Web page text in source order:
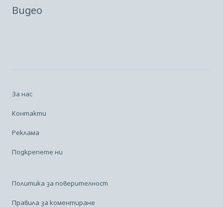
Видео
За нас
Контакти
Реклама
Подкрепете ни
Политика за поверителност
Правила за коментиране